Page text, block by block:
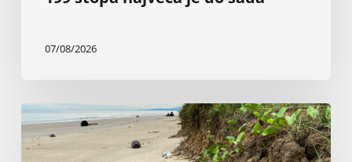
07/08/2026
Inženjer
tvrdi
da